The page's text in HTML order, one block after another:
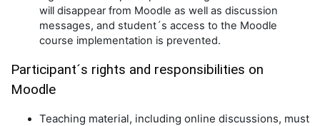
will disappear from Moodle as well as discussion
messages, and student´s access to the Moodle
course implementation is prevented.
Participant´s rights and responsibilities on
Moodle
Teaching material, including online discussions, must